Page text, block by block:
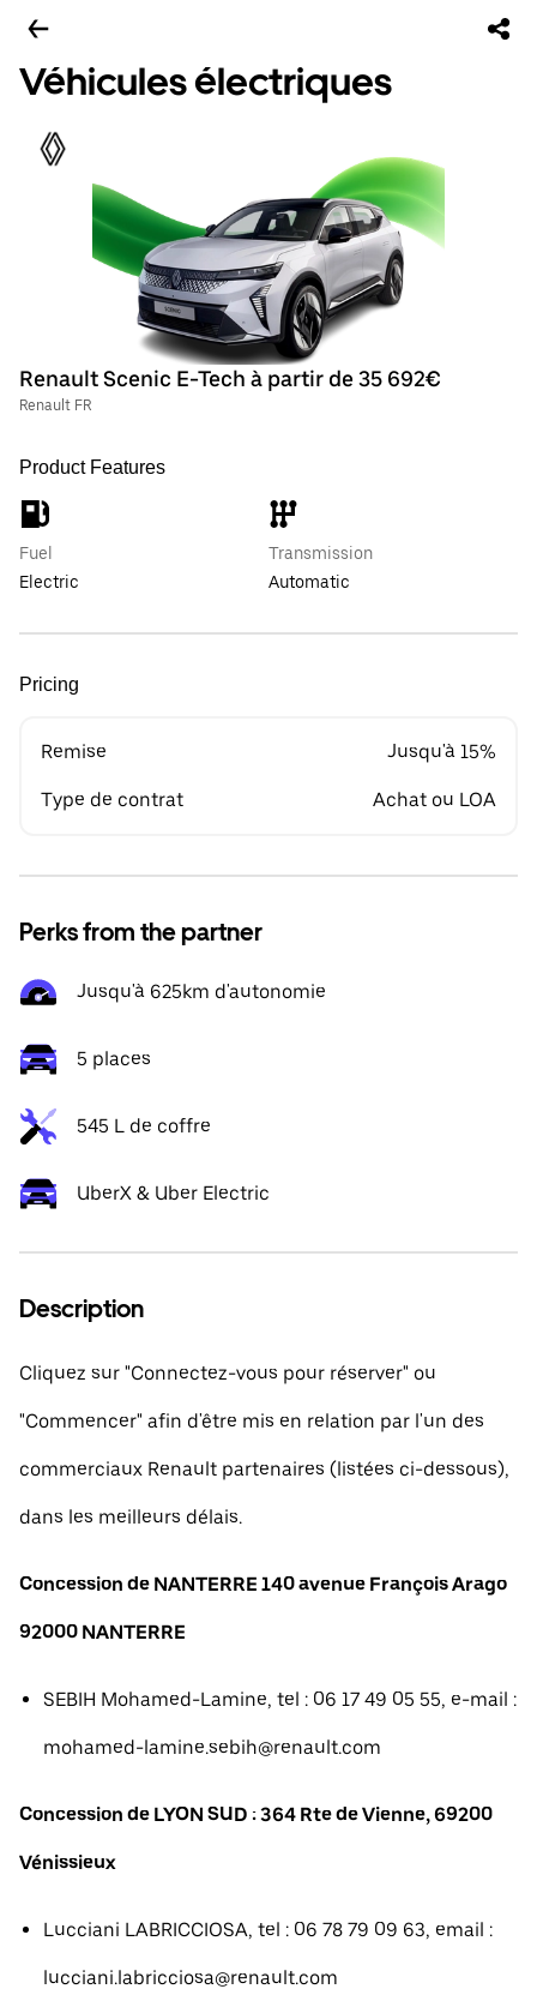
Véhicules électriques
Renault Scenic E-Tech à partir de 35 692€
Renault FR
Product Features
Fuel
Electric
Transmission
Automatic
Pricing
Remise Jusqu'à 15%
Type de contrat Achat ou LOA
Perks from the partner
Jusqu'à 625km d'autonomie
5 places
545 L de coffre
UberX & Uber Electric
Description
Cliquez sur "Connectez-vous pour réserver" ou
"Commencer" afin d'être mis en relation par l'un des
commerciaux Renault partenaires (listées ci-dessous),
dans les meilleurs délais.
Concession de NANTERRE 140 avenue François Arago
92000 NANTERRE
SEBIH Mohamed-Lamine, tel : 06 17 49 05 55, e-mail :
mohamed-lamine.sebih@renault.com
Concession de LYON SUD : 364 Rte de Vienne, 69200
Vénissieux
Lucciani LABRICCIOSA, tel : 06 78 79 09 63, email :
lucciani.labricciosa@renault.com